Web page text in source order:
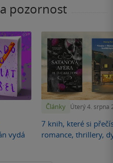
pozornost
vydá
Články Úterý 4. srpna
7 knih, které si
romance, thrillery,